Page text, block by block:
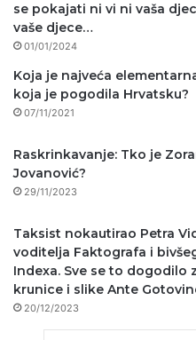
se pokajati ni vi ni vaša
vaše djece…
01/01/2024
Koja je najveća
koja je pogodila Hrvatsku?
07/11/2021
Raskrinkavanje: Tko je
Jovanović?
29/11/2023
Taksist nokautirao Petra
voditelja Faktografa i
Indexa. Sve se to dogodilo
krunice i slike Ante
20/12/2023